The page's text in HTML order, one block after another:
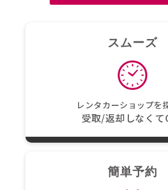
スムーズ
レンタカーショップを
受取/返却しなくて
簡単予約